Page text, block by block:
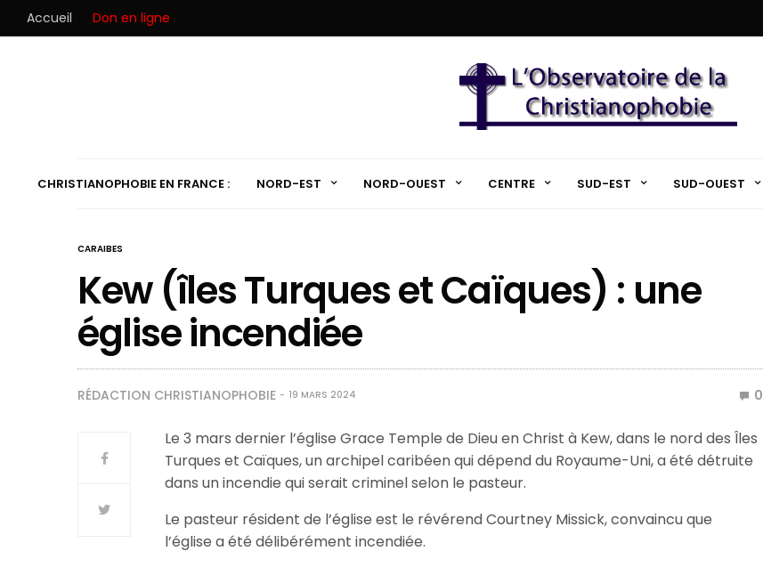
Accueil Don en ligne
CHRISTIANOPHOBIE EN FRANCE : NORD-EST NORD-OUEST CENTRE SUD-EST SUD-OUEST
CARAIBES
Kew (îles Turques et Caïques) : une
église incendiée
RÉDACTION CHRISTIANOPHOBIE 19 MARS 2024 0
Le 3 mars dernier l’église Grace Temple de Dieu en Christ à Kew, dans le nord des Îles
Turques et Caïques, un archipel caribéen qui dépend du Royaume-Uni, a été détruite
dans un incendie qui serait criminel selon le pasteur.
Le pasteur résident de l’église est le révérend Courtney Missick, convaincu que
l’église a été délibérément incendiée.